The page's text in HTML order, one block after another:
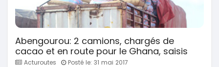
Abengourou: 2 camions, chargés de
cacao et en route pour le Ghana, saisis
Acturoutes Posté le: 31 mai 2017